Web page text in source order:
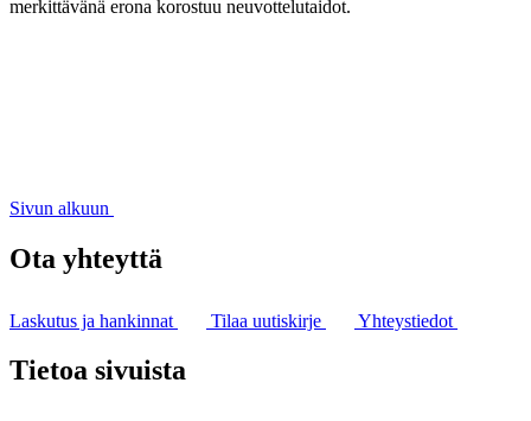
merkittävänä erona korostuu neuvottelutaidot.
Sivun alkuun
Ota yhteyttä
Laskutus ja hankinnat Tilaa uutiskirje Yhteystiedot
Tietoa sivuista